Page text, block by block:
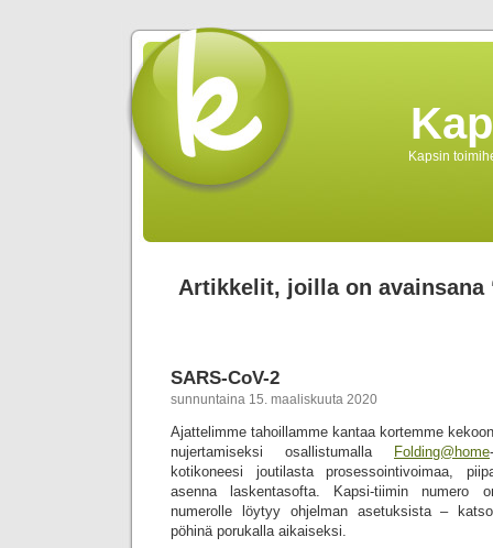
Kapsin
Artikkelit, joilla on avainsana
SARS-CoV-2
sunnuntaina 15. maaliskuuta 2020
Ajattelimme tahoillamme kantaa kortemme
nujertamiseksi osallistumalla
Folding@home
kotikoneesi joutilasta prosessointivoimaa,
asenna laskentasofta. Kapsi-tiimin numero
numerolle löytyy ohjelman asetuksista –
pöhinä porukalla aikaiseksi.